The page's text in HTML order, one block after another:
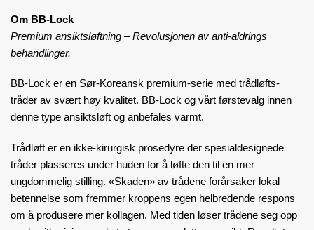
Om BB-Lock
Premium ansiktsløftning – Revolusjonen av anti-aldrings
behandlinger.
BB-Lock er en Sør-Koreansk premium-serie med trådløfts-
tråder av svært høy kvalitet. BB-Lock og vårt førstevalg innen
denne type ansiktsløft og anbefales varmt.
Trådløft er en ikke-kirurgisk prosedyre der spesialdesignede
tråder plasseres under huden for å løfte den til en mer
ungdommelig stilling. «Skaden» av trådene forårsaker lokal
betennelse som fremmer kroppens egen helbredende respons
om å produsere mer kollagen. Med tiden løser trådene seg opp